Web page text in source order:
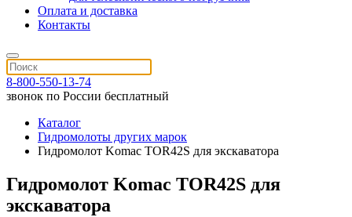
Оплата и доставка
Контакты
8-800-550-13-74
звонок по России бесплатный
Каталог
Гидромолоты других марок
Гидромолот Komac TOR42S для экскаватора
Гидромолот Komac TOR42S для
экскаватора